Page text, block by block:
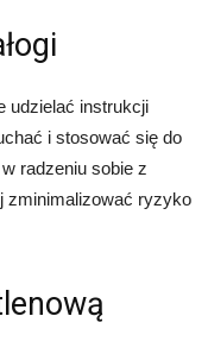
udzielać instrukcji
i stosować się do
radzeniu sobie z
zminimalizować ryzyko